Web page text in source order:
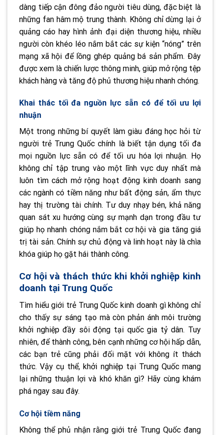
dàng tiếp cận đông đảo người tiêu dùng, đặc biệt là
những fan hâm mộ trung thành. Không chỉ dừng lại ở
quảng cáo hay hình ảnh đại diện thương hiệu, nhiều
người còn khéo léo nắm bắt các sự kiện “nóng” trên
mạng xã hội để lồng ghép quảng bá sản phẩm. Đây
được xem là chiến lược thông minh, giúp mở rộng tệp
khách hàng và tăng độ phủ thương hiệu nhanh chóng.
Khai thác tối đa nguồn lực sẵn có để tối ưu lợi
nhuận
Một trong những bí quyết làm giàu đáng học hỏi từ
người trẻ Trung Quốc chính là biết tận dụng tối đa
mọi nguồn lực sẵn có để tối ưu hóa lợi nhuận. Họ
không chỉ tập trung vào một lĩnh vực duy nhất mà
luôn tìm cách mở rộng hoạt động kinh doanh sang
các ngành có tiềm năng như bất động sản, ẩm thực
hay thị trường tài chính. Tư duy nhạy bén, khả năng
quan sát xu hướng cùng sự mạnh dạn trong đầu tư
giúp họ nhanh chóng nắm bắt cơ hội và gia tăng giá
trị tài sản. Chính sự chủ động và linh hoạt này là chìa
khóa giúp họ gặt hái thành công.
Cơ hội và thách thức khi khởi nghiệp kinh
doanh tại Trung Quốc
Tìm hiểu giới trẻ Trung Quốc kinh doanh gì không chỉ
cho thấy sự sáng tạo mà còn phản ánh môi trường
khởi nghiệp đầy sôi động tại quốc gia tỷ dân. Tuy
nhiên, để thành công, bên cạnh những cơ hội hấp dẫn,
các bạn trẻ cũng phải đối mặt với không ít thách
thức. Vậy cụ thể, khởi nghiệp tại Trung Quốc mang
lại những thuận lợi và khó khăn gì? Hãy cùng khám
phá ngay sau đây.
Cơ hội tiềm năng
Không thể phủ nhận rằng giới trẻ Trung Quốc đang